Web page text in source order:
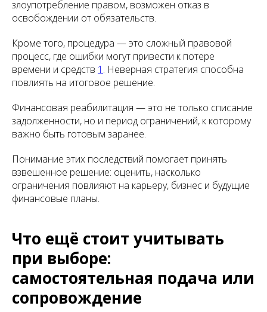
злоупотребление правом, возможен отказ в
освобождении от обязательств.
Кроме того, процедура — это сложный правовой
процесс, где ошибки могут привести к потере
времени и средств 1 . Неверная стратегия способна
повлиять на итоговое решение.
Финансовая реабилитация — это не только списание
задолженности, но и период ограничений, к которому
важно быть готовым заранее.
Понимание этих последствий помогает принять
взвешенное решение: оценить, насколько
ограничения повлияют на карьеру, бизнес и будущие
финансовые планы.
Что ещё стоит учитывать
при выборе:
самостоятельная подача или
сопровождение